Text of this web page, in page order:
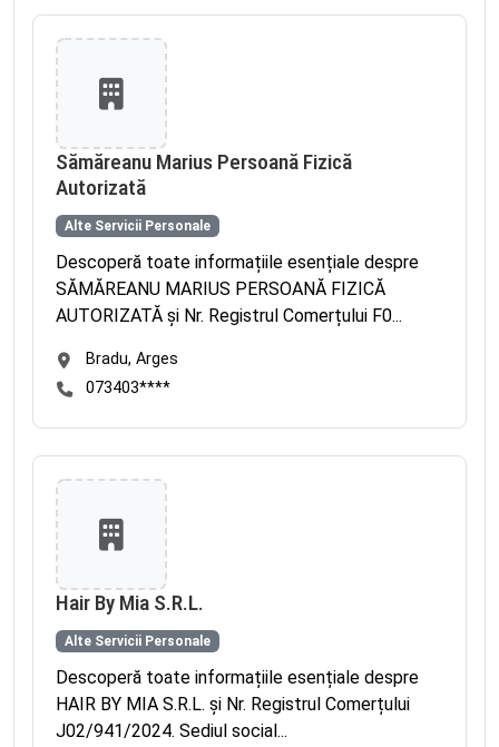
Sămăreanu Marius Persoană Fizică
Autorizată
Alte Servicii Personale
Descoperă toate informațiile esențiale despre
SĂMĂREANU MARIUS PERSOANĂ FIZICĂ
AUTORIZATĂ și Nr. Registrul Comerțului F0...
Bradu, Arges
073403****
Hair By Mia S.R.L.
Alte Servicii Personale
Descoperă toate informațiile esențiale despre
HAIR BY MIA S.R.L. și Nr. Registrul Comerțului
J02/941/2024. Sediul social...